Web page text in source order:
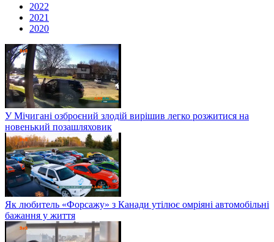
2022
2021
2020
У Мічигані озброєний злодій вирішив легко розжитися на
новенький позашляховик
Як любитель «Форсажу» з Канади утілює омріяні автомобільні
бажання у життя